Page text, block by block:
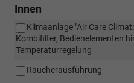
Innen
Klimaanlage "Air Care
Kombifilter, Bedienelementen
Temperaturregelung
Raucherausführung